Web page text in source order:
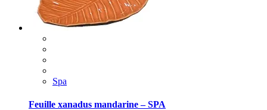
Spa
Feuille xanadus mandarine – SPA